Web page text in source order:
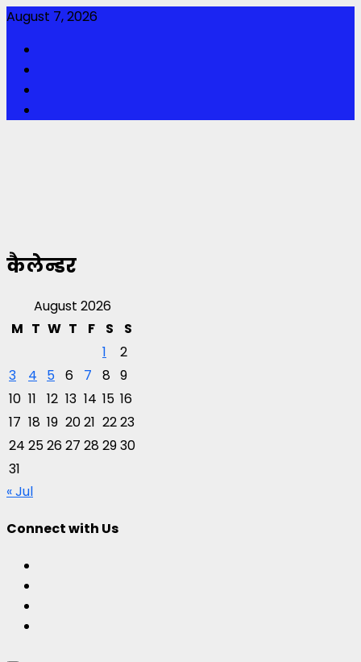
Skip
content
August 7, 2026
कैलेन्डर
August 2026
M T W T F S
S
1
2
3
4 5 6 7 8 9
10 11 12 13 14 15 16
17 18 19 2021 2223
24 252627 282930
31
« Jul
Connect with Us